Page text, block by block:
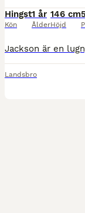
Hingst
Kön
1 år
Ålder
146 cm
Höjd
Landsbro